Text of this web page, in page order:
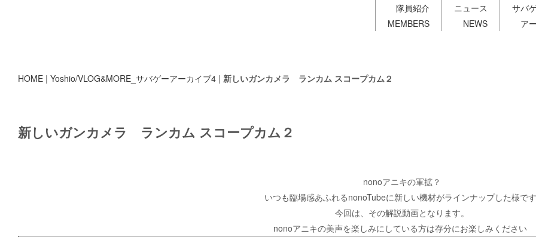
隊員紹介
MEMBERS
ニュース
NEWS
サバ
ア
HOME | Yoshio/VLOG&MORE_サバゲーアーカイブ4 | 新しいガンカメラ ランカム スコープカム２
新しいガンカメラ ランカム スコープカム２
nonoアニキの軍拡？
いつも臨場感あふれるnonoTubeに新しい機材がラインナップした様です
今回は、その解説動画となります。
nonoアニキの美声を楽しみにしている方は存分にお楽しみください